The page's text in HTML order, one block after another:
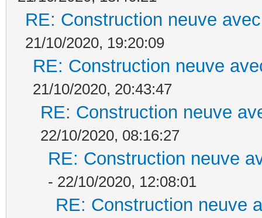
RE: Construction neuve
21/10/2020, 19:20:09
RE: Construction neuve
21/10/2020, 20:43:47
RE: Construction neuve
22/10/2020, 08:16:27
RE: Construction neuve
- 22/10/2020, 12:08:01
RE: Construction neuve